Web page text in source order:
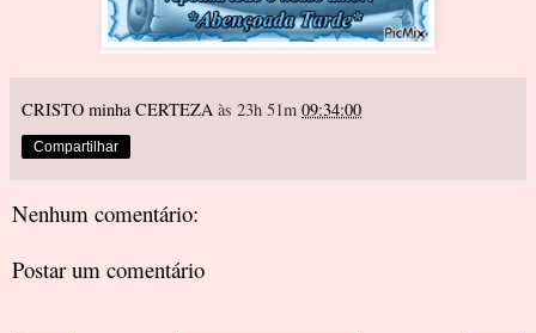
CRISTO minha CERTEZA às 23h 51m 09:34:00
Compartilhar
Nenhum comentário:
Postar um comentário